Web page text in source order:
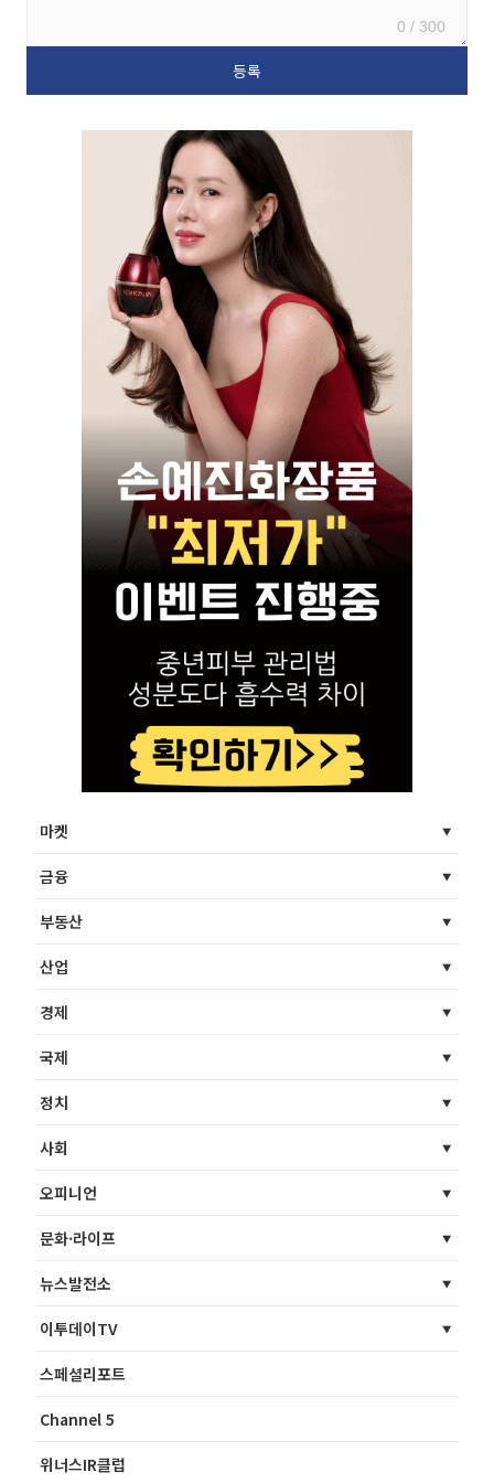
0 / 300
마켓
금융
부동산
산업
경제
국제
정치
사회
오피니언
문화·라이프
뉴스발전소
이투데이TV
스페셜리포트
Channel 5
위너스IR클럽